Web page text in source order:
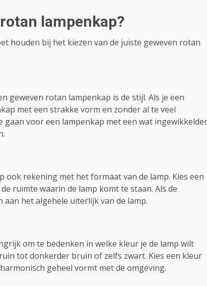
lampenkap?
houden bij het kiezen van de juiste geweven rotan
geweven rotan lampenkap is de stijl. Als je een
met een strakke vorm en zonder al te veel
voor een lampenkap met een wat ingewikkelder
rekening met het formaat van de lamp. Kies een
ruimte waarin de lamp komt te staan. Als de
het algehele uiterlijk van de lamp.
om te bedenken in welke kleur je de lamp wilt
tot donkerder bruin of zelfs zwart. Kies een kleur
geheel vormt met de omgeving.